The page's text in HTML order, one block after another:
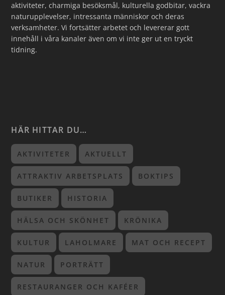
aktiviteter, charmiga besöksmål, kulturella godbitar, vackra
naturupplevelser, intressanta människor och deras
verksamheter. Vi fortsätter arbetet och levererar gott
innehåll i våra kanaler även om vi inte ger ut en tryckt
tidning.
HÄR HITTAR DU…
AKTIVITETER AKTUELLT
ATTRAKTIV ARBETSPLATS BOKTIPS
BUTIKER HISTORIA
HÄLSA OCH SKÖNHET KRÖNIKA
KULTUR LAHOLMARE MAT OCH RECEPT
NATUR PORTRÄTT
RESTAURANGER OCH KAFÉER